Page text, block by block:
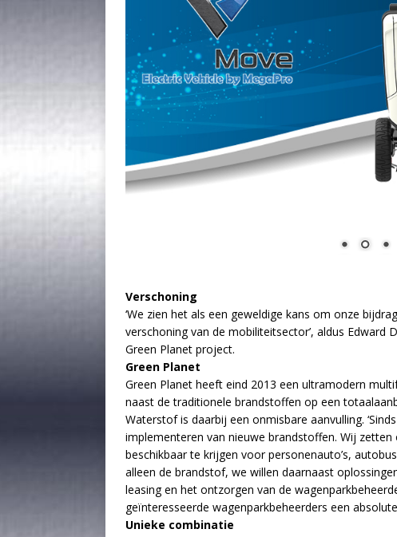
Verschoning
‘We zien het als een geweldige kans om onze
verschoning van de mobiliteitsector’, aldus
Green Planet project.
Green Planet
Green Planet heeft eind 2013 een ultramodern
naast de traditionele brandstoffen op een
Waterstof is daarbij een onmisbare aanvulling.
implementeren van nieuwe brandstoffen. Wij
beschikbaar te krijgen voor personenauto’s,
alleen de brandstof, we willen daarnaast
leasing en het ontzorgen van de
geïnteresseerde wagenparkbeheerders een
Unieke combinatie